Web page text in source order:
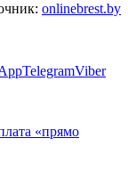
onlinebrest.by
TelegramViber
«прямо